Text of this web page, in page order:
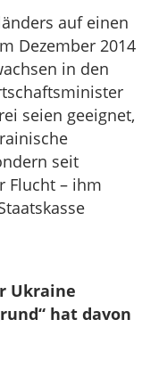
auf einen
Dezember 2014
in den
seien geeignet,
seit
Flucht – ihm
Ukraine
hat davon